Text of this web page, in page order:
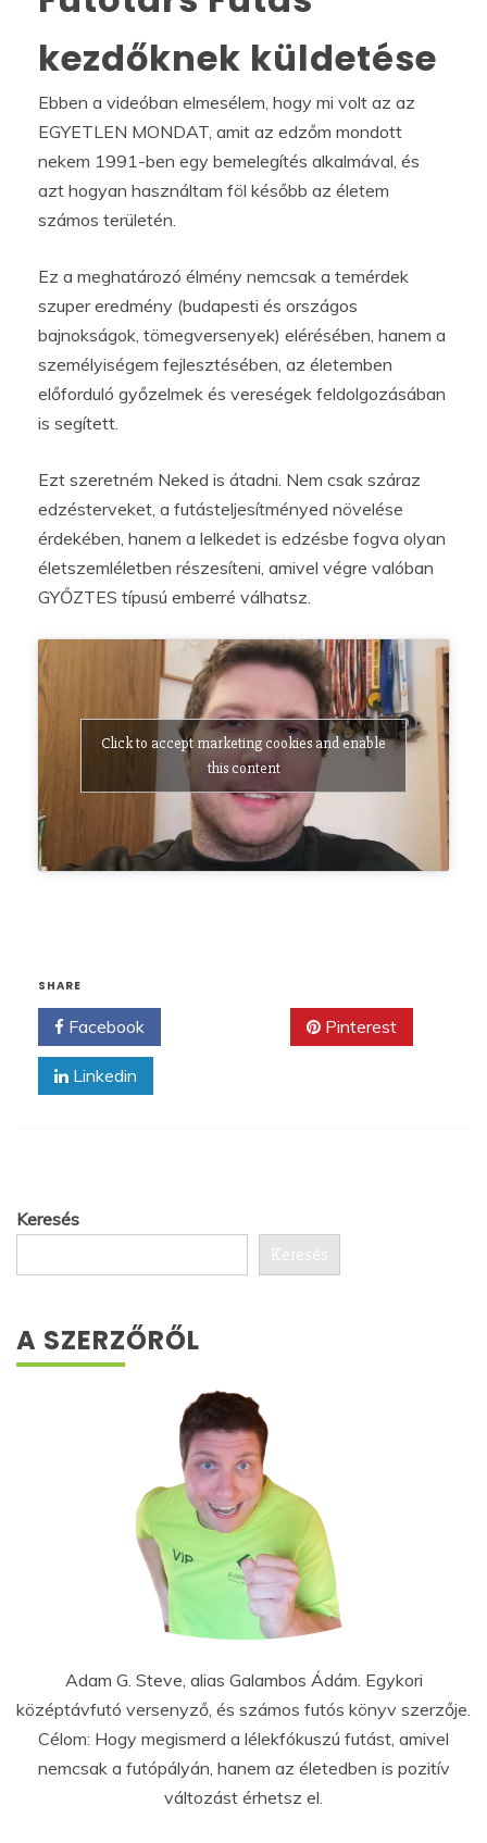
kezdőknek küldetése
Ebben a videóban elmesélem, hogy mi volt az az
EGYETLEN MONDAT, amit az edzőm mondott
nekem 1991-ben egy bemelegítés alkalmával, és
azt hogyan használtam föl később az életem
számos területén.
Ez a meghatározó élmény nemcsak a temérdek
szuper eredmény (budapesti és országos
bajnokságok, tömegversenyek) elérésében, hanem a
személyiségem fejlesztésében, az életemben
előforduló győzelmek és vereségek feldolgozásában
is segített.
Ezt szeretném Neked is átadni. Nem csak száraz
edzésterveket, a futásteljesítményed növelése
érdekében, hanem a lelkedet is edzésbe fogva olyan
életszemléletben részesíteni, amivel végre valóban
GYŐZTES típusú emberré válhatsz.
Click to accept marketing cookies and enable
this content
SHARE
Facebook Pinterest
Linkedin
Keresés
Keresés
A SZERZŐRŐL
Adam G. Steve, alias Galambos Ádám. Egykori
középtávfutó versenyző, és számos futós könyv szerzője.
Célom: Hogy megismerd a lélekfókuszú futást, amivel
nemcsak a futópályán, hanem az életedben is pozitív
változást érhetsz el.